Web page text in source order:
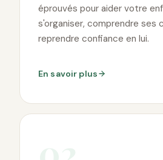
éprouvés pour aider votre
s'organiser, comprendre ses
reprendre confiance en lui.
En savoir plus